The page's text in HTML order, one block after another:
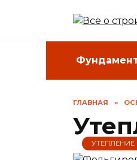
ГЛАВНАЯ »
УТЕПЛЕНИЕ